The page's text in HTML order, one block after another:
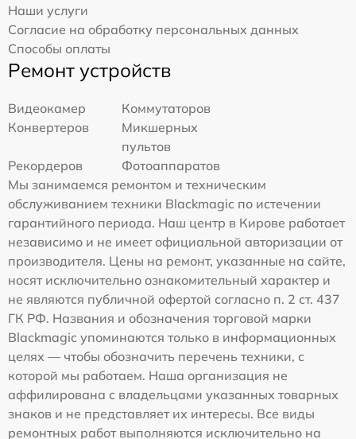
Наши услуги
Согласие на обработку персональных данных
Способы оплаты
Ремонт устройств
Видеокамер
Коммутаторов
Конвертеров
Микшерных
пультов
Рекордеров
Фотоаппаратов
Мы занимаемся ремонтом и техническим
обслуживанием техники Blackmagic по истечении
гарантийного периода. Наш центр в Кирове работает
независимо и не имеет официальной авторизации от
производителя. Цены на ремонт, указанные на сайте,
носят исключительно ознакомительный характер и
не являются публичной офертой согласно п. 2 ст. 437
ГК РФ. Названия и обозначения торговой марки
Blackmagic упоминаются только в информационных
целях — чтобы обозначить перечень техники, с
которой мы работаем. Наша организация не
аффилирована с владельцами указанных товарных
знаков и не представляет их интересы. Все виды
ремонтных работ выполняются исключительно на